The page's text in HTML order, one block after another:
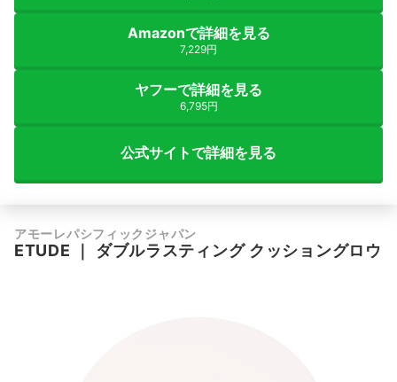
Amazonで詳細を見る
7,229円
ヤフーで詳細を見る
6,795円
公式サイトで詳細を見る
アモーレパシフィックジャパン
ETUDE ダブルラスティング クッショングロウ